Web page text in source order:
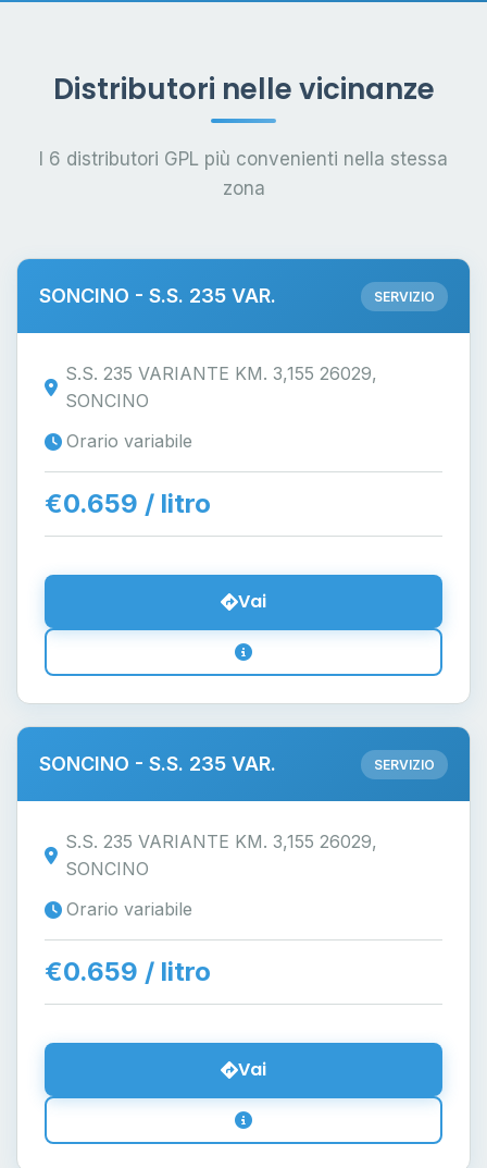
Distributori nelle vicinanze
I 6 distributori GPL più convenienti nella stessa
zona
SONCINO - S.S. 235 VAR. SERVIZIO
S.S. 235 VARIANTE KM. 3,155 26029,
SONCINO
Orario variabile
€0.659 / litro
Vai
SONCINO - S.S. 235 VAR. SERVIZIO
S.S. 235 VARIANTE KM. 3,155 26029,
SONCINO
Orario variabile
€0.659 / litro
Vai